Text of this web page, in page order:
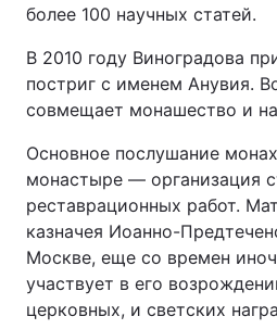
более 100 научных статей.
В 2010 году Виноградова
постриг с именем Анувия.
совмещает монашество и
Основное послушание
монастыре — организация
реставрационных работ.
казначея Иоанно-
Москве, еще со времен
участвует в его
церковных, и светских